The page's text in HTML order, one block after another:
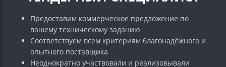
Предоставим коммерческое предложение по
вашему техническому заданию
Соответствуем всем критериям благонадёжного и
опытного поставщика
Неоднократно участвовали и реализовывали